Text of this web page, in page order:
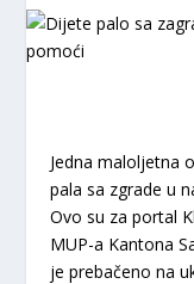
Jedna maloljetna
pala sa zgrade u
Ovo su za portal
MUP-a Kantona
je prebačeno na